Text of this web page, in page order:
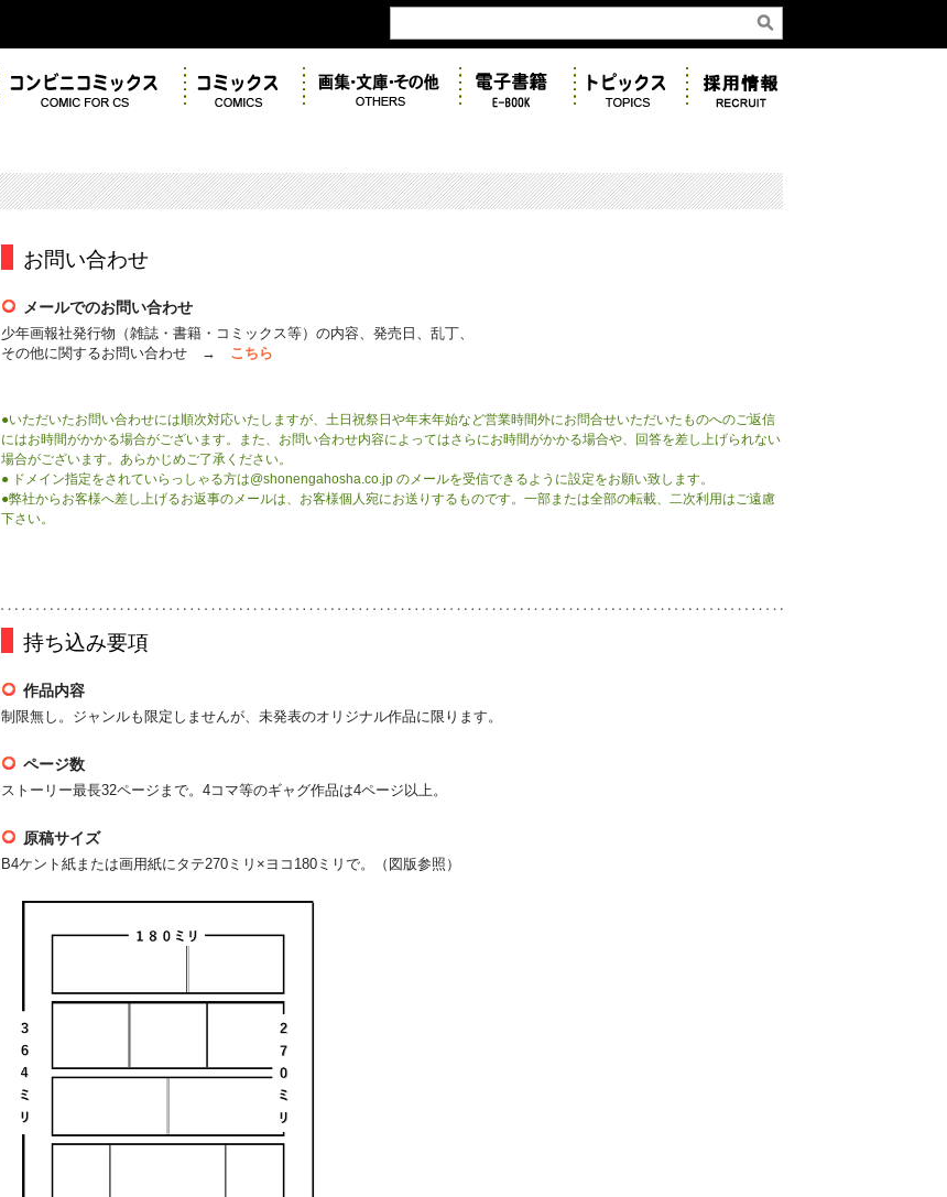
お問い合わせ
メールでのお問い合わせ
少年画報社発行物（雑誌・書籍・コミックス等）の内容、発売日、乱丁、
その他に関するお問い合わせ → こちら
●いただいたお問い合わせには順次対応いたしますが、土日祝祭日や年末年始など営業時間外にお問合せいただいたものへのご返信
にはお時間がかかる場合がございます。また、お問い合わせ内容によってはさらにお時間がかかる場合や、回答を差し上げられない
場合がございます。あらかじめご了承ください。
● ドメイン指定をされていらっしゃる方は@shonengahosha.co.jp のメールを受信できるように設定をお願い致します。
●弊社からお客様へ差し上げるお返事のメールは、お客様個人宛にお送りするものです。一部または全部の転載、二次利用はご遠慮
下さい。
持ち込み要項
作品内容
制限無し。ジャンルも限定しませんが、未発表のオリジナル作品に限ります。
ページ数
ストーリー最長32ページまで。4コマ等のギャグ作品は4ページ以上。
原稿サイズ
B4ケント紙または画用紙にタテ270ミリ×ヨコ180ミリで。（図版参照）